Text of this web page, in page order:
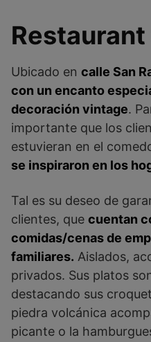
Restaurant
Ubicado en calle San
con un encanto
decoración vintage.
importante que los
estuvieran en el
se inspiraron en los
Tal es su deseo de
clientes, que cuentan
comidas/cenas de
familiares. Aislados,
privados. Sus platos
destacando sus
piedra volcánica
picante o la